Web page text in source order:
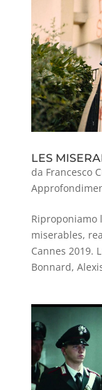
LES
da Francesco
Riproponiamo
miserables,
Cannes 2019.
Bonnard,